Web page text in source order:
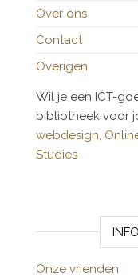
Over ons
Contact
Overigen
Wil je een ICT-
bibliotheek voor
webdesign,
Studies
Onze vrienden